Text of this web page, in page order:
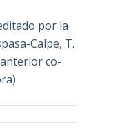
por la
Calpe, T.
co-